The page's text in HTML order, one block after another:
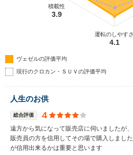
運転のしやすさ
4.1
積載性
3.9
ヴェゼルの評価平均
現行のクロカン・ＳＵＶの評価平均
人生のお供
総合評価 4
遠方から気になって販売店に伺いましたが
販売員の方を信用してその場で購入しまし
が信用出来るかは重要と思います